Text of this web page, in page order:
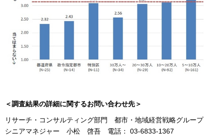
＜調査結果の詳細に関するお問い合わせ先＞
リサーチ・コンサルティング部門 都市・地域経営戦略グループ
シニアマネジャー 小松 啓吾 電話： 03-6833-1367